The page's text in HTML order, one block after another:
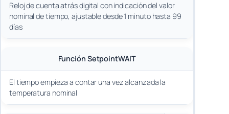
Reloj de cuenta atrás digital con indicación del valor
nominal de tiempo, ajustable desde 1 minuto hasta 99
días
Función SetpointWAIT
El tiempo empieza a contar una vez alcanzada la
temperatura nominal